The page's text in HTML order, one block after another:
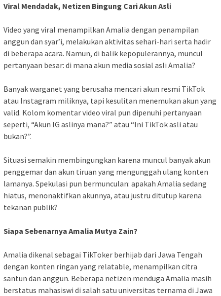
Viral Mendadak, Netizen Bingung Cari Akun Asli
Video yang viral menampilkan Amalia dengan penampilan
anggun dan syar’i, melakukan aktivitas sehari-hari serta hadir
di beberapa acara. Namun, di balik kepopulerannya, muncul
pertanyaan besar: di mana akun media sosial asli Amalia?
Banyak warganet yang berusaha mencari akun resmi TikTok
atau Instagram miliknya, tapi kesulitan menemukan akun yang
valid. Kolom komentar video viral pun dipenuhi pertanyaan
seperti, “Akun IG aslinya mana?” atau “Ini TikTok asli atau
bukan?”.
Situasi semakin membingungkan karena muncul banyak akun
penggemar dan akun tiruan yang mengunggah ulang konten
lamanya. Spekulasi pun bermunculan: apakah Amalia sedang
hiatus, menonaktifkan akunnya, atau justru ditutup karena
tekanan publik?
Siapa Sebenarnya Amalia Mutya Zain?
Amalia dikenal sebagai TikToker berhijab dari Jawa Tengah
dengan konten ringan yang relatable, menampilkan citra
santun dan anggun. Beberapa netizen menduga Amalia masih
berstatus mahasiswi di salah satu universitas ternama di Jawa